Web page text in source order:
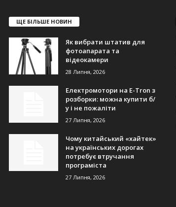
ЩЕ БІЛЬШЕ НОВИН
Як вибрати штатив для
фотоапарата та
відеокамери
28 Липня, 2026
Електромотори на E-Tron з
розборки: можна купити б/
у і не пожаліти
27 Липня, 2026
Чому китайський «хайтек»
на українських дорогах
потребує втручання
програміста
27 Липня, 2026